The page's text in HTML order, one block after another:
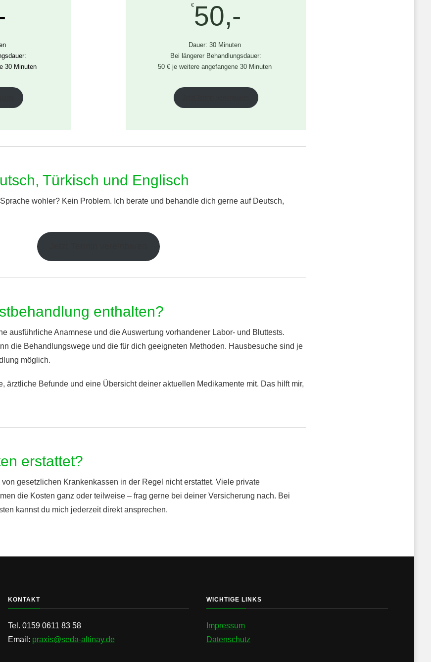
30 Minuten
€50,-
Dauer: 30 Minuten
Bei längerer Behandlungsdauer:
50 € je weitere angefangene 30 Minuten
Türkisch und Englisch
wohler? Kein Problem. Ich berate und behandle dich gerne auf Deutsch,
enthalten?
ausführliche Anamnese und die Auswertung vorhandener Labor- und Bluttests.
die Behandlungswege und die für dich geeigneten Methoden. Hausbesuche sind je
möglich.
ärztliche Befunde und eine Übersicht deiner aktuellen Medikamente mit. Das hilft mir,
erstattet?
gesetzlichen Krankenkassen in der Regel nicht erstattet. Viele private
die Kosten ganz oder teilweise – frag gerne bei deiner Versicherung nach. Bei
kannst du mich jederzeit direkt ansprechen.
KONTAKT
Tel. 0159 0611 83 58
Email: praxis@seda-altinay.de
WICHTIGE LINKS
Impressum
Datenschutz